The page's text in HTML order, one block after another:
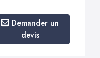
Demander un
devis